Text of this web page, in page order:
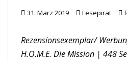
31. März 2019 Lesepirat
Rezensionsexemplar/
H.O.M.E. Die Mission | 448